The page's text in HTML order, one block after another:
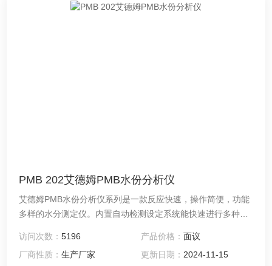
PMB 202艾德姆PMB水份分析仪
艾德姆PMB水份分析仪系列是一款反应快速，操作简便，功能
多样的水分测定仪。内置自动检测设定系统能快速进行多种检
灵活的特性使他在水分测定上表现突出。 同时PMB系列还为水
分分析仪开创了新标准。*的USB接口实现了天平的数据直接读
访问次数：5196 产品价格： 面议
厂商性质：生产厂家 更新日期： 2024-11-15